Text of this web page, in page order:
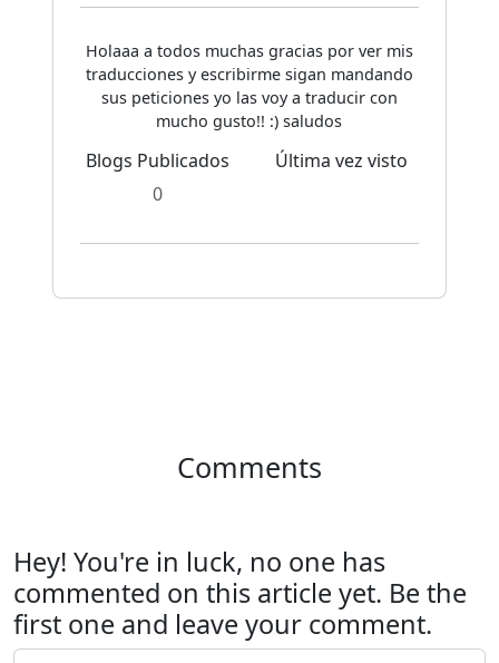
Holaaa a todos muchas gracias por ver mis
traducciones y escribirme sigan mandando
sus peticiones yo las voy a traducir con
mucho gusto!! :) saludos
Blogs Publicados
0
Última vez visto
Comments
Hey! You're in luck, no one has
commented on this article yet. Be the
first one and leave your comment.